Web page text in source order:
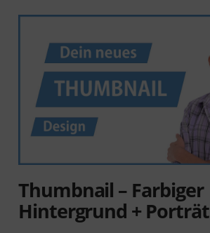
Thumbnail – Farbiger
Hintergrund + Porträt